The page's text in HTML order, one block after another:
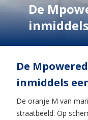
De
De
inmiddels
De oranje M van
straatbeeld. Op